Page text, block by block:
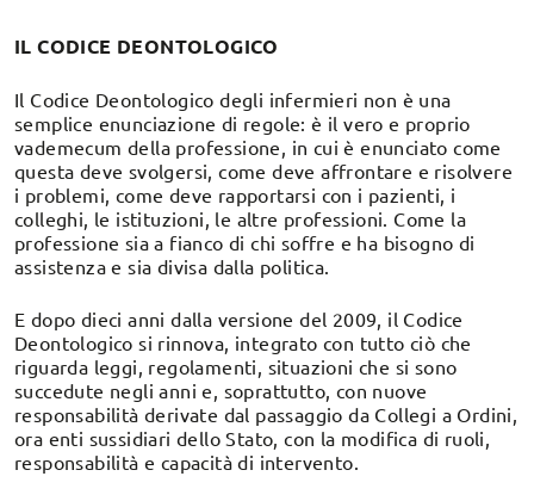
IL CODICE DEONTOLOGICO
Il Codice Deontologico degli infermieri non è una
semplice enunciazione di regole: è il vero e proprio
vademecum della professione, in cui è enunciato come
questa deve svolgersi, come deve affrontare e risolvere
i problemi, come deve rapportarsi con i pazienti, i
colleghi, le istituzioni, le altre professioni. Come la
professione sia a fianco di chi soffre e ha bisogno di
assistenza e sia divisa dalla politica.
E dopo dieci anni dalla versione del 2009, il Codice
Deontologico si rinnova, integrato con tutto ciò che
riguarda leggi, regolamenti, situazioni che si sono
succedute negli anni e, soprattutto, con nuove
responsabilità derivate dal passaggio da Collegi a Ordini,
ora enti sussidiari dello Stato, con la modifica di ruoli,
responsabilità e capacità di intervento.